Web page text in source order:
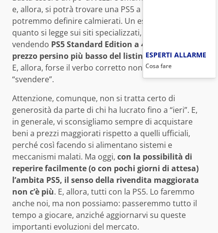
e, allora, si potrà trovare una PS5 a prezzi che
potremmo definire calmierati. Un esempio. Secondo
quanto si legge sui siti specializzati, in tanti stanno
vendendo PS5 Standard Edition a 400 dollari
prezzo persino più basso del listino ufficiale Sony.
E, allora, forse il verbo corretto non è vendere, ma
“svendere”.
Attenzione, comunque, non si tratta certo di
generosità da parte di chi ha lucrato fino a “ieri”. E,
in generale, vi sconsigliamo sempre di acquistare
beni a prezzi maggiorati rispetto a quelli ufficiali,
perché così facendo si alimentano sistemi e
meccanismi malati. Ma oggi, con la possibilità di
reperire facilmente (o con pochi giorni di attesa)
l’ambita PS5, il senso della rivendita maggiorata
non c’è più. E, allora, tutti con la PS5. Lo faremmo
anche noi, ma non possiamo: passeremmo tutto il
tempo a giocare, anziché aggiornarvi su queste
importanti evoluzioni del mercato.
ESPERTI ALLARME
Cosa fare